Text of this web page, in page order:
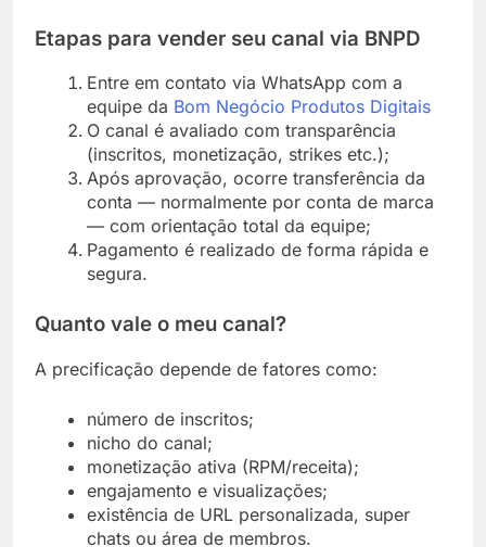
Etapas para vender seu canal via BNPD
Entre em contato via WhatsApp com a
equipe da Bom Negócio Produtos Digitais
O canal é avaliado com transparência
(inscritos, monetização, strikes etc.);
Após aprovação, ocorre transferência da
conta — normalmente por conta de marca
— com orientação total da equipe;
Pagamento é realizado de forma rápida e
segura.
Quanto vale o meu canal?
A precificação depende de fatores como:
número de inscritos;
nicho do canal;
monetização ativa (RPM/receita);
engajamento e visualizações;
existência de URL personalizada, super
chats ou área de membros.